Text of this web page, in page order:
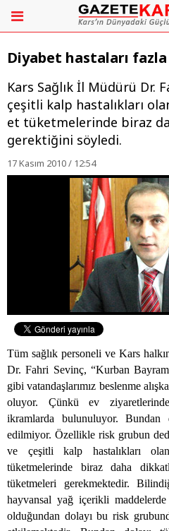
Diyabet hastaları
Kars Sağlık İl Müdürü Dr.
çeşitli kalp hastalıkları
et tüketmelerinde biraz
gerektiğini söyledi.
17 Kasım 2010 / 12:54
Tüm sağlık personeli ve Kars
Dr. Fahri Sevinç, “Kurban
gibi vatandaşlarımız beslenme
oluyor. Çünkü ev
ikramlarda bulunuluyor.
edilmiyor. Özellikle risk grubun
ve çeşitli kalp hastalıkları olan
tüketmelerinde biraz daha
tüketmeleri gerekmektedir.
hayvansal yağ içerikli maddelerde
olduğundan dolayı bu risk